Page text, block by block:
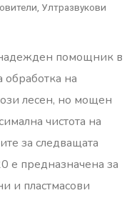
Ултразвукови
надежден помощник в
на
лесен, но мощен
чистота на
за следващата
е предназначена за
и пластмасови